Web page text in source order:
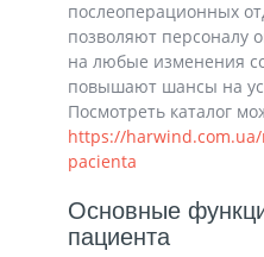
послеоперационных
позволяют персоналу
на любые изменения
повышают шансы на
Посмотреть каталог
https://
pacienta
Основные
пациента